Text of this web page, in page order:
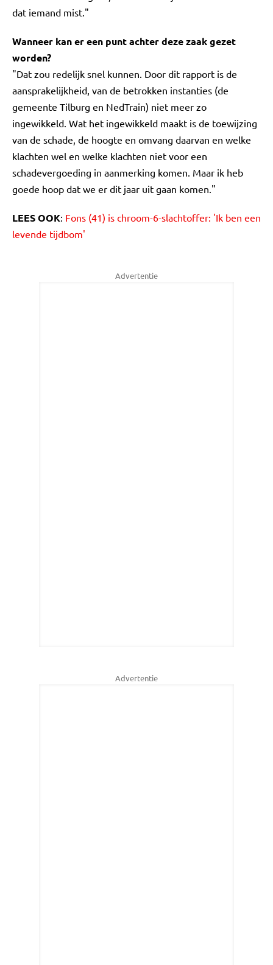
dat iemand mist."
Wanneer kan er een punt achter deze zaak gezet
worden?
"Dat zou redelijk snel kunnen. Door dit rapport is de
aansprakelijkheid, van de betrokken instanties (de
gemeente Tilburg en NedTrain) niet meer zo
ingewikkeld. Wat het ingewikkeld maakt is de toewijzing
van de schade, de hoogte en omvang daarvan en welke
klachten wel en welke klachten niet voor een
schadevergoeding in aanmerking komen. Maar ik heb
goede hoop dat we er dit jaar uit gaan komen."
LEES OOK: Fons (41) is chroom-6-slachtoffer: 'Ik ben een
levende tijdbom'
Advertentie
Advertentie